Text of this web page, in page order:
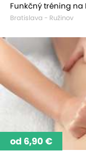
Funkčný tréning na
Bratislava - Ružinov
od 6,90 €